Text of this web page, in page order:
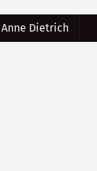
Dietrich